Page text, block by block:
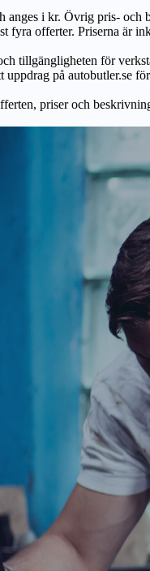
i kr. Övrig pris- och
fyra offerter. Priserna är
tillgängligheten för
på autobutler.se
priser och